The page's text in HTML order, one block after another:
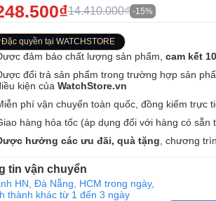
14.410.000₫ -15%
Đặc quyền tại WATCHSTORE
đảm bảo chất lượng sản phẩm, cam kết
đổi trả sản phẩm trong trường hợp sản
kiện của WatchStore.vn
phí vận chuyển toàn quốc, đồng kiểm trực
hàng hỏa tốc (áp dụng đối với hàng có sẵn
hưởng các ưu đãi, quà tặng , chương
tin vận chuyển
HN, Đà Nẵng, HCM trong ngày,
thành khác từ 1 đến 3 ngày